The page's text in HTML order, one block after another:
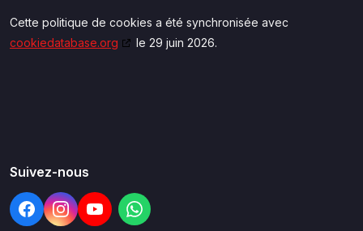
Cette politique de cookies a été synchronisée avec
cookiedatabase.org
le 29 juin 2026.
Suivez-nous